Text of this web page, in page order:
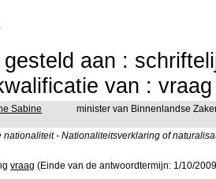
gesteld aan :
van :
Sabine
minister van Binnenlandse
nationaliteit - Nationaliteitsverklaring of
vraag (Einde van de antwoordtermijn: 1/10/